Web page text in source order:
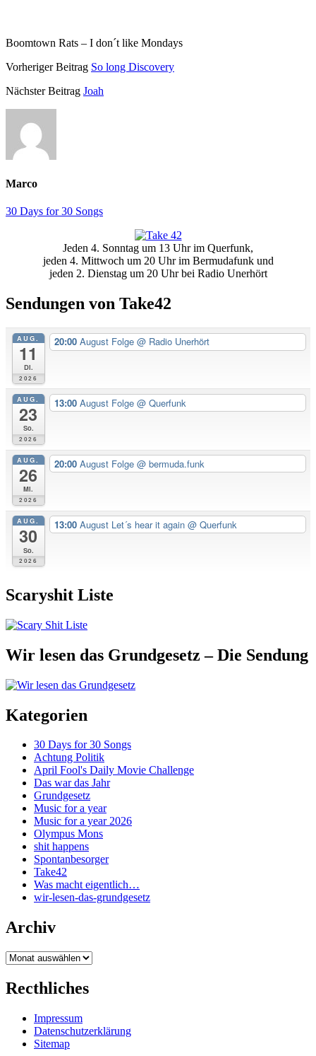
Boomtown Rats – I don´t like Mondays
Vorheriger Beitrag So long Discovery
Nächster Beitrag Joah
Marco
30 Days for 30 Songs
SeitenleisteJeden 4. Sonntag um 13 Uhr im Querfunk,
jeden 4. Mittwoch um 20 Uhr im Bermudafunk und
jeden 2. Dienstag um 20 Uhr bei Radio Unerhört
Sendungen von Take42
AUG.
11
Di.
2026
20:00 August Folge @ Radio Unerhört
AUG.
23
So.
2026
13:00 August Folge @ Querfunk
AUG.
26
Mi.
2026
20:00 August Folge @ bermuda.funk
AUG.
30
So.
2026
13:00 August Let´s hear it again @ Querfunk
Scaryshit Liste
Wir lesen das Grundgesetz – Die Sendung
Kategorien
30 Days for 30 Songs
Achtung Politik
April Fool's Daily Movie Challenge
Das war das Jahr
Grundgesetz
Music for a year
Music for a year 2026
Olympus Mons
shit happens
Spontanbesorger
Take42
Was macht eigentlich…
wir-lesen-das-grundgesetz
Archiv
Archiv
Recthliches
Impressum
Datenschutzerklärung
Sitemap